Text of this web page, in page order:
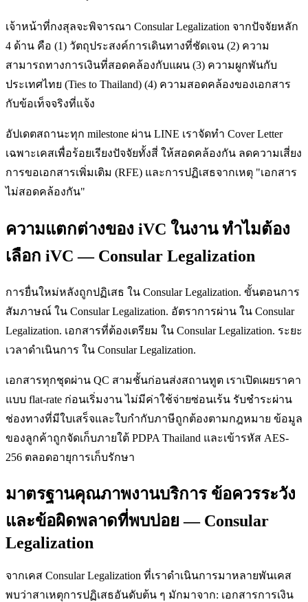
เจ้าหน้าที่กงสุลจะพิจารณา Consular Legalization จากปัจจัยหลัก
4 ด้าน คือ (1) วัตถุประสงค์การเดินทางที่ชัดเจน (2) ความ
สามารถทางการเงินที่สอดคล้องกับแผน (3) ความผูกพันกับ
ประเทศไทย (Ties to Thailand) (4) ความสอดคล้องของเอกสาร
กับข้อเท็จจริงที่แจ้ง
อัปเดตสถานะทุก milestone ผ่าน LINE เราจัดทำ Cover Letter
เฉพาะเคสเพื่อร้อยเรียงปัจจัยทั้งสี่ ให้สอดคล้องกัน ลดความเสี่ยง
การขอเอกสารเพิ่มเติม (RFE) และการปฏิเสธจากเหตุ "เอกสาร
ไม่สอดคล้องกัน"
ความแตกต่างของ iVC ในงาน ทำไมต้อง
เลือก iVC — Consular Legalization
การยื่นใหม่หลังถูกปฏิเสธ ใน Consular Legalization. ขั้นตอนการ
สัมภาษณ์ ใน Consular Legalization. อัตราการผ่าน ใน Consular
Legalization. เอกสารที่ต้องเตรียม ใน Consular Legalization. ระยะ
เวลาดำเนินการ ใน Consular Legalization.
เอกสารทุกชุดผ่าน QC สามชั้นก่อนส่งสถานทูต เราเปิดเผยราคา
แบบ flat-rate ก่อนเริ่มงาน ไม่มีค่าใช้จ่ายซ่อนเร้น รับชำระผ่าน
ช่องทางที่มีใบเสร็จและใบกำกับภาษีถูกต้องตามกฎหมาย ข้อมูล
ของลูกค้าถูกจัดเก็บภายใต้ PDPA Thailand และเข้ารหัส AES-
256 ตลอดอายุการเก็บรักษา
มาตรฐานคุณภาพงานบริการ ข้อควรระวัง
และข้อผิดพลาดที่พบบ่อย — Consular
Legalization
จากเคส Consular Legalization ที่เราดำเนินการมาหลายพันเคส
พบว่าสาเหตุการปฏิเสธอันดับต้น ๆ มักมาจาก: เอกสารการเงิน